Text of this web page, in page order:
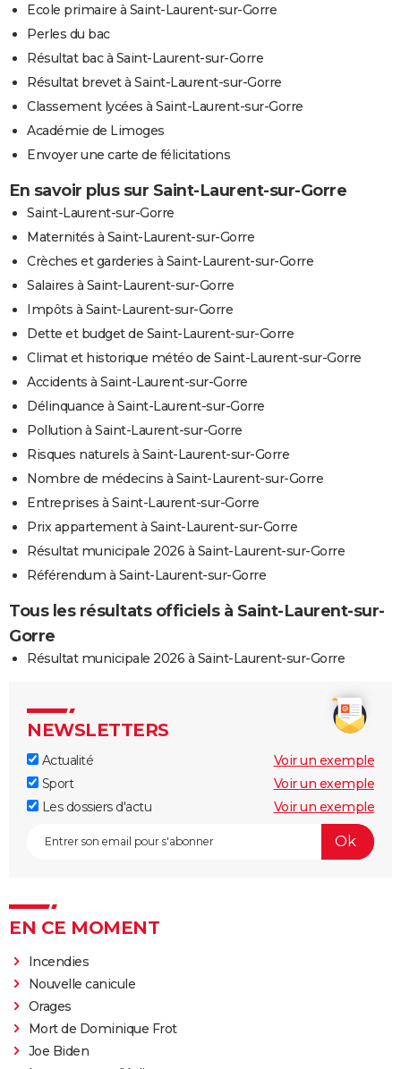
Ecole primaire à Saint-Laurent-sur-Gorre
Perles du bac
Résultat bac à Saint-Laurent-sur-Gorre
Résultat brevet à Saint-Laurent-sur-Gorre
Classement lycées à Saint-Laurent-sur-Gorre
Académie de Limoges
Envoyer une carte de félicitations
En savoir plus sur Saint-Laurent-sur-Gorre
Saint-Laurent-sur-Gorre
Maternités à Saint-Laurent-sur-Gorre
Crèches et garderies à Saint-Laurent-sur-Gorre
Salaires à Saint-Laurent-sur-Gorre
Impôts à Saint-Laurent-sur-Gorre
Dette et budget de Saint-Laurent-sur-Gorre
Climat et historique météo de Saint-Laurent-sur-Gorre
Accidents à Saint-Laurent-sur-Gorre
Délinquance à Saint-Laurent-sur-Gorre
Pollution à Saint-Laurent-sur-Gorre
Risques naturels à Saint-Laurent-sur-Gorre
Nombre de médecins à Saint-Laurent-sur-Gorre
Entreprises à Saint-Laurent-sur-Gorre
Prix appartement à Saint-Laurent-sur-Gorre
Résultat municipale 2026 à Saint-Laurent-sur-Gorre
Référendum à Saint-Laurent-sur-Gorre
Tous les résultats officiels à Saint-Laurent-sur-
Gorre
Résultat municipale 2026 à Saint-Laurent-sur-Gorre
NEWSLETTERS
Actualité
Voir un exemple
Sport
Voir un exemple
Les dossiers d'actu
Voir un exemple
EN CE MOMENT
Incendies
Nouvelle canicule
Orages
Mort de Dominique Frot
Joe Biden